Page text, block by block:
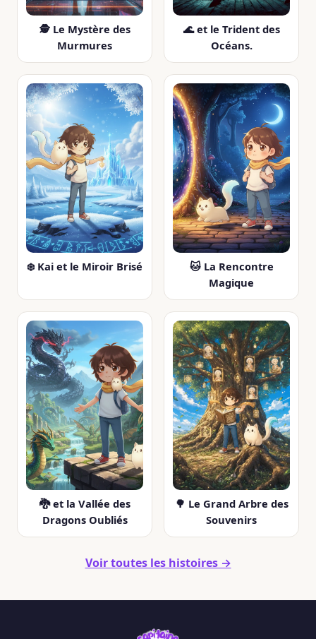
🕵️ Le Mystère des
Murmures
🌊 et le Trident des
Océans.
❄️ Kai et le Miroir Brisé
🐱 La Rencontre
Magique
🐉 et la Vallée des
Dragons Oubliés
🌳 Le Grand Arbre des
Souvenirs
Voir toutes les histoires →